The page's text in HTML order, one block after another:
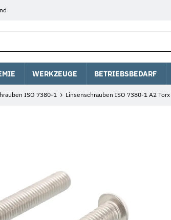
WERKZEUGE BETRIEBSBEDARF
ISO 7380-1 Linsenschrauben ISO 7380-1 A2 Torx